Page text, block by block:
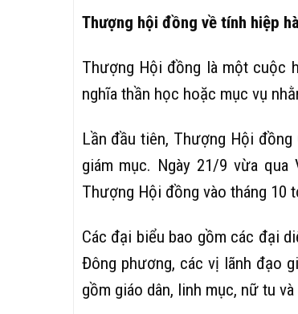
Thượng hội đồng về tính hiệp
Thượng Hội đồng là một cuộc
nghĩa thần học hoặc mục vụ
Lần đầu tiên, Thượng Hội
giám mục. Ngày 21/9 vừa
Thượng Hội đồng vào tháng 10
Các đại biểu bao gồm các đại
Đông phương, các vị lãnh đạo
gồm giáo dân, linh mục, nữ tu và